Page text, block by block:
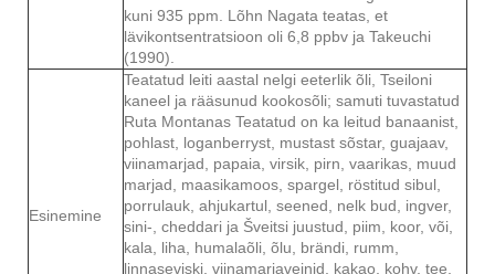
kuni 935 ppm. Lõhn Nagata teatas, et
lävikontsentratsioon oli 6,8 ppbv ja Takeuchi
(1990).
Esinemine
Teatatud leiti aastal nelgi eeterlik õli, Tseiloni
kaneel ja rääsunud kookosõli; samuti tuvastatud
Ruta Montanas Teatatud on ka leitud banaanist,
pohlast, loganberryst, mustast sõstar, guajaav,
viinamarjad, papaia, virsik, pirn, vaarikas, muud
marjad, maasikamoos, spargel, röstitud sibul,
porrulauk, ahjukartul, seened, nelk bud, ingver,
sini-, cheddari ja Šveitsi juustud, piim, koor, või,
kala, liha, humalaõli, õlu, brändi, rumm,
linnaseviski, viinamarjaveinid, kakao, kohv, tee,